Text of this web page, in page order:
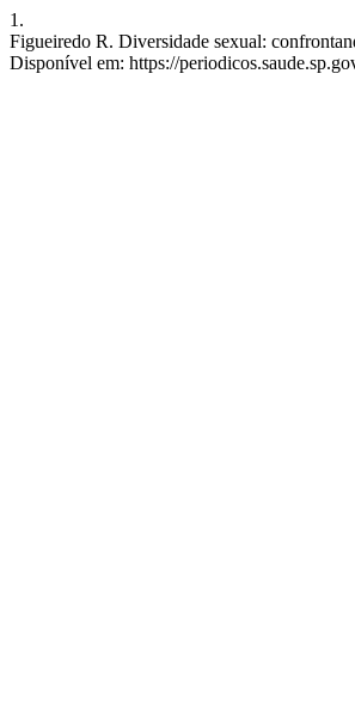
1.
Figueiredo R. Diversidade sexual:
Disponível em: https://